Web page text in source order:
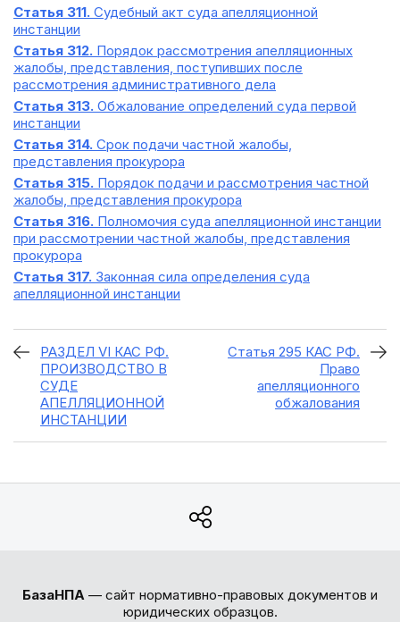
Статья 311. Судебный акт суда апелляционной
инстанции
Статья 312. Порядок рассмотрения апелляционных
жалобы, представления, поступивших после
рассмотрения административного дела
Статья 313. Обжалование определений суда первой
инстанции
Статья 314. Срок подачи частной жалобы,
представления прокурора
Статья 315. Порядок подачи и рассмотрения частной
жалобы, представления прокурора
Статья 316. Полномочия суда апелляционной инстанции
при рассмотрении частной жалобы, представления
прокурора
Статья 317. Законная сила определения суда
апелляционной инстанции
РАЗДЕЛ VI КАС РФ.
ПРОИЗВОДСТВО В
СУДЕ
АПЕЛЛЯЦИОННОЙ
ИНСТАНЦИИ
Статья 295 КАС РФ.
Право
апелляционного
обжалования
БазаНПА — сайт нормативно-правовых документов и
юридических образцов.